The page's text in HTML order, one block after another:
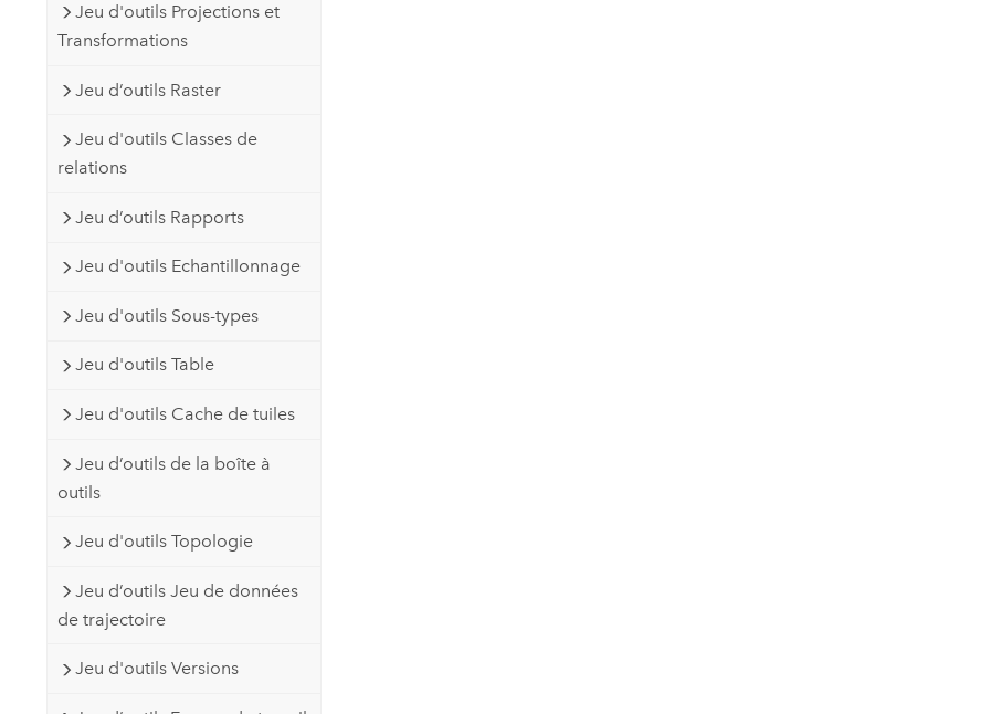
Jeu d'outils Projections et
Transformations
Jeu d’outils Raster
Jeu d'outils Classes de
relations
Jeu d’outils Rapports
Jeu d'outils Echantillonnage
Jeu d'outils Sous-types
Jeu d'outils Table
Jeu d'outils Cache de tuiles
Jeu d’outils de la boîte à
outils
Jeu d'outils Topologie
Jeu d’outils Jeu de données
de trajectoire
Jeu d'outils Versions